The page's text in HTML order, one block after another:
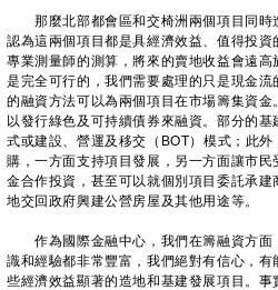
那麼北部都會區和交椅洲兩個項目同時
認為這兩個項目都是具經濟效益、值得投
專業測量師的測算，將來的賣地收益會遠
是完全可行的，我們需要處理的只是現金
的融資方法可以為兩個項目在市場籌集資
以發行綠色及可持續債券來融資。部分的
式或建設、營運及移交（BOT）模式；此
購，一方面支持項目發展，另一方面讓市
金合作投資，甚至可以就個別項目委託承
地交回政府興建公營房屋及其他用途等。
作為國際金融中心，我們在籌融資方面
識和經驗都非常豐富，我們絕對有信心，
些經濟效益顯著的造地和基建發展項目。